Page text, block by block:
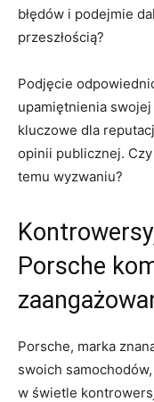
błędów i podejmie
⁤przeszłością?
Podjęcie
upamiętnienia
kluczowe‌ dla‍
opinii publicznej. ​Czy‍
temu wyzwaniu?
Porsche
Porsche, marka
swoich
w​ świetle